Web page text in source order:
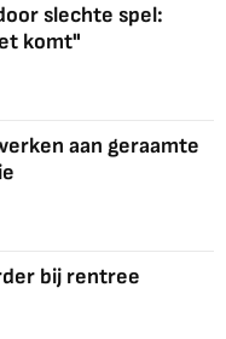
slechte spel:
komt"
aan geraamte
bij rentree